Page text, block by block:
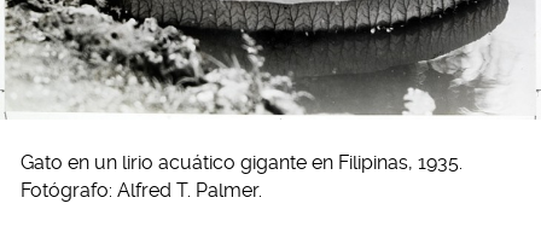
Gato en un lirio acuático gigante en Filipinas, 1935.
Fotógrafo: Alfred T. Palmer.